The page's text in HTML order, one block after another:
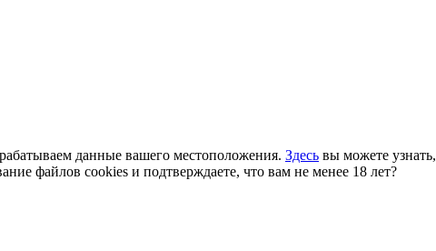
данные вашего местоположения. Здесь вы можете
файлов cookies и подтверждаете, что вам не менее 18 лет?